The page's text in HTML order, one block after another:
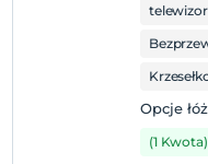
Opcje
(1